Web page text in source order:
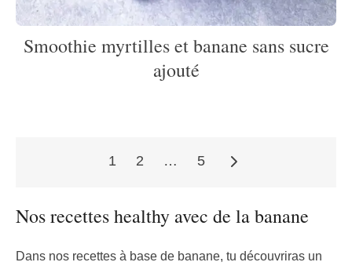
Smoothie myrtilles et banane sans sucre
ajouté
1 2 … 5
Nos recettes healthy avec de la banane
Dans nos recettes à base de banane, tu découvriras un